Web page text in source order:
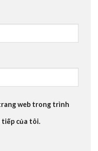
web trong trình
tiếp của tôi.